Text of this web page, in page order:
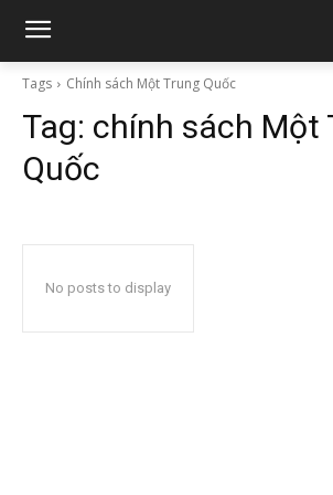
Tags Chính sách Một Trung Quốc
Tag: chính sách Một
Quốc
No posts to display